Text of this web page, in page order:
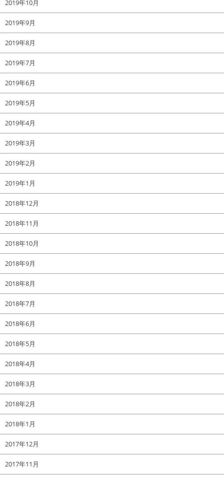
2019年10月
2019年9月
2019年8月
2019年7月
2019年6月
2019年5月
2019年4月
2019年3月
2019年2月
2019年1月
2018年12月
2018年11月
2018年10月
2018年9月
2018年8月
2018年7月
2018年6月
2018年5月
2018年4月
2018年3月
2018年2月
2018年1月
2017年12月
2017年11月